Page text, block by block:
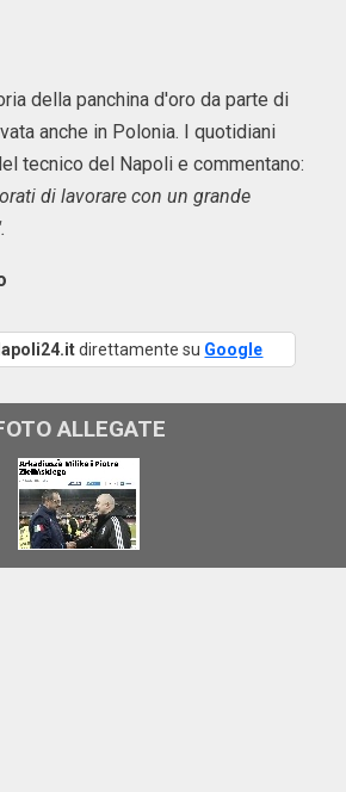
della panchina d'oro da parte di
anche in Polonia. I quotidiani
tecnico del Napoli e commentano:
di lavorare con un grande
direttamente su Google
ALLEGATE